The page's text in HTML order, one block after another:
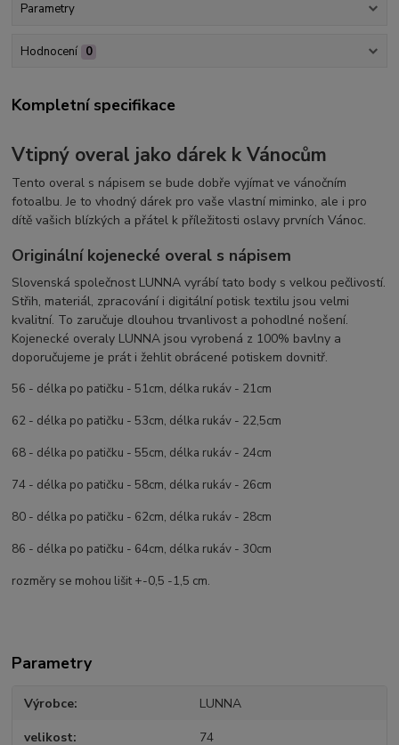
Parametry
Hodnocení 0
Kompletní specifikace
Vtipný overal jako dárek k Vánocům
Tento overal s nápisem se bude dobře vyjímat ve vánočním
fotoalbu. Je to vhodný dárek pro vaše vlastní miminko, ale i pro
dítě vašich blízkých a přátel k příležitosti oslavy prvních Vánoc.
Originální kojenecké overal s nápisem
Slovenská společnost LUNNA vyrábí tato body s velkou pečlivostí.
Střih, materiál, zpracování i digitální potisk textilu jsou velmi
kvalitní. To zaručuje dlouhou trvanlivost a pohodlné nošení.
Kojenecké overaly LUNNA jsou vyrobená z 100% bavlny a
doporučujeme je prát i žehlit obrácené potiskem dovnitř.
56 - délka po patičku - 51cm, délka rukáv - 21cm
62 - délka po patičku - 53cm, délka rukáv - 22,5cm
68 - délka po patičku - 55cm, délka rukáv - 24cm
74 - délka po patičku - 58cm, délka rukáv - 26cm
80 - délka po patičku - 62cm, délka rukáv - 28cm
86 - délka po patičku - 64cm, délka rukáv - 30cm
rozměry se mohou lišit +-0,5 -1,5 cm.
Parametry
Výrobce LUNNA
velikost 74